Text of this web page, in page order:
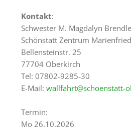
Haus
&
Lage
Anfrage
Feste
Gastronomie
Kontakt:
Schwester M. Magdalyn Brendle
Schönstatt Zentrum Marienfried
Bellensteinstr. 25
77704 Oberkirch
Tel: 07802-9285-30
E-Mail:wallfahrt@schoenstatt-
Termin:
Mo 26.10.2026